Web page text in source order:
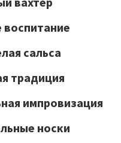
воспитание
сальса
традиция
импровизация
носки